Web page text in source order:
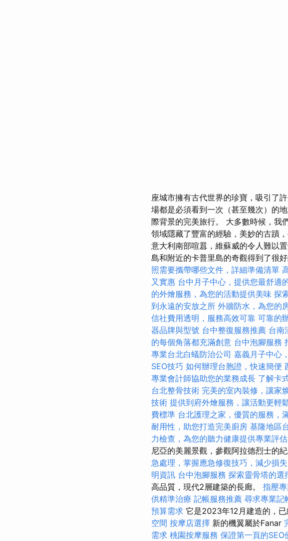
座城市擁有古代世界的珍寶，吸引了
場都是必須看到一次（甚至幾次）的
際背景的完美旅行。 大多數時候，我
領域隱藏了豐富的經驗，美妙的古蹟
意大利南部喧囂，維蘇威的令人難以
島和附近的卡普里島的奇觀得到了很
照需要攜帶哪些文件，詳細準備清單
又實惠 台中月子中心，提供您最舒適
的外燴服務，為您的活動提供美味 探
到永遠的安放之所 外牆防水，為您的
信社費用透明，服務高效可靠 可靠的
器品牌與型號 台中整復服務推薦 台南
的每個角落都充滿創意 台中泡腳服務
專業台北白蟻防治公司 嘉義月子中心
SEO技巧 如何辦理台胞證，快速簡便
專業會計師協助您的業務成長 了解卡
台北整骨技術 完美的室內裝修，讓家
技術 提供到府外燴服務，讓活動更輕
費標準 台北護理之家，優質的服務，
耐用性，助您打造完美廚房 基隆地區
力檢查，為您的聽力健康提供專業評估
尼亞的美麗景觀，參觀阿拉德烈士的
急處理，掌握應急修復技巧，減少損失
明資訊 台中泡腳服務 探索靈骨塔的選
高品質，現代2層建築的長廊。 指壓
供精準治療 記帳服務推薦 尋求專業記
預算需求 它是2023年12月建造的，
空間 按摩店選擇 新的機翼屬於Fanar
需求 桃園按摩服務 保證第一頁的SEO